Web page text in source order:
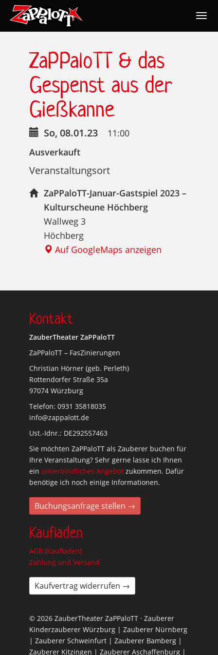
ZaPPaloTT & das
Gespenst aus der
Gießkanne
So, 08.01.23
11:00
Ausverkauft
Veranstaltungsort
ZaPPaloTT-Januar-Gastspiel 2023 –
Kulturscheune Höchberg
Wallweg 3
Höchberg
Auf GoogleMaps anzeigen
Kontakt
ZauberTheater ZaPPaloTT
ZaPPaloTT – FasZinierungen
Christian Hörner (geb. Perleth)
Rottendorfer Straße 35a
97074 Würzburg
Telefon: 0931 35818035
info@zappalott.de
Ust.-Idnr.: DE292557463
Sie möchten ZaPPaloTT als Zauberer buchen für
Ihre Veranstaltung? Sehr gerne lasse ich Ihnen
ein unverbindliches Angebot zukommen. Dafür
benötige ich noch einige Informationen.
Buchungsanfrage stellen →
Kaufladen
AGB (Kaufladen)
Zahlung und Versand
Kaufvertrag widerrufen →
© 2026 ZauberTheater ZaPPaloTT · Zauberer
Kinderzauberer Würzburg | Zauberer Nürnberg
| Zauberer Schweinfurt | Zauberer Bamberg |
Zauberer Kitzingen | Zauberer Aschaffenburg |